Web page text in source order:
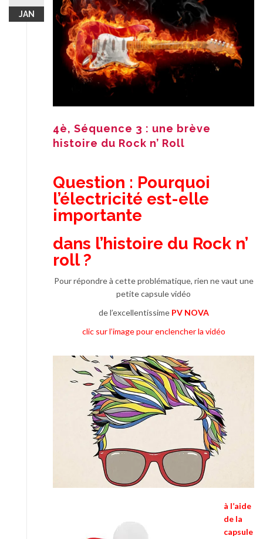
JAN
4è, Séquence 3 : une brève
histoire du Rock n’ Roll
Question : Pourquoi
l’électricité est-elle
importante
dans l’histoire du Rock n’
roll ?
Pour répondre à cette problématique, rien ne vaut une
petite capsule vidéo
de l’excellentissimePV NOVA
clic sur l’image pour enclencher la vidéo
à l’aide
de la
capsule